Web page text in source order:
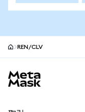
REN/CLV